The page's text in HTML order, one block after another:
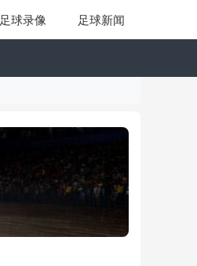
足球录像 足球新闻